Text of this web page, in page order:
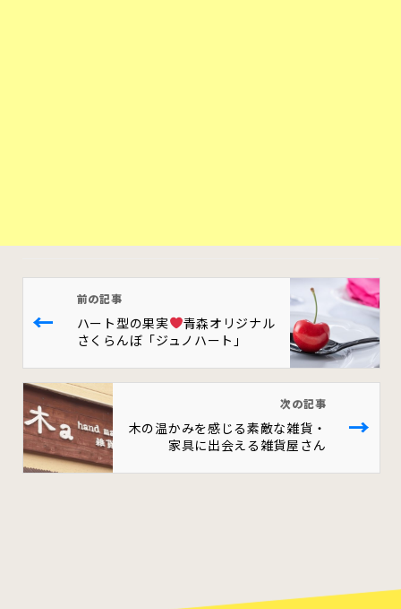
←
前の記事
ハート型の果実
青森オリジナル
さくらんぼ「ジュノハート」
次の記事
木の温かみを感じる素敵な雑貨・
家具に出会える雑貨屋さん
→